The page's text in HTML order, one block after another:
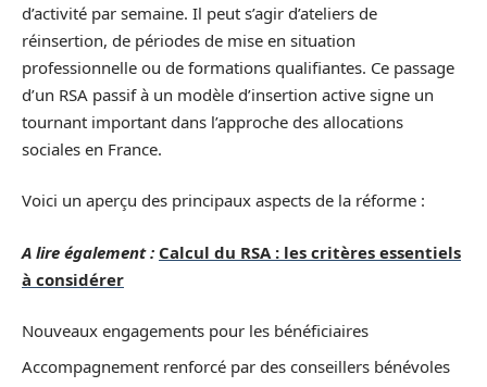
d’activité par semaine. Il peut s’agir d’ateliers de
réinsertion, de périodes de mise en situation
professionnelle ou de formations qualifiantes. Ce passage
d’un RSA passif à un modèle d’insertion active signe un
tournant important dans l’approche des allocations
sociales en France.
Voici un aperçu des principaux aspects de la réforme :
A lire également : Calcul du RSA : les critères essentiels
à considérer
Nouveaux engagements pour les bénéficiaires
Accompagnement renforcé par des conseillers bénévoles